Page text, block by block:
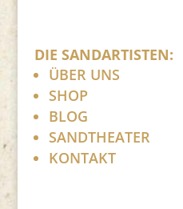
DIE SANDARTISTEN:
ÜBER UNS
SHOP
BLOG
SANDTHEATER
KONTAKT